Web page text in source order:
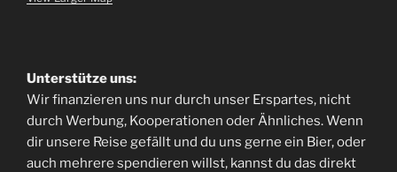
Unterstütze uns:
Wir finanzieren uns nur durch unser Erspartes, nicht
durch Werbung, Kooperationen oder Ähnliches. Wenn
dir unsere Reise gefällt und du uns gerne ein Bier, oder
auch mehrere spendieren willst, kannst du das direkt